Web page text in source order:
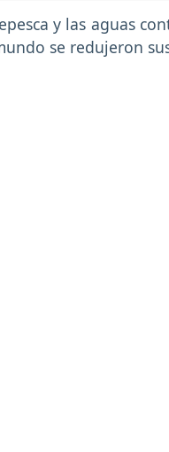
y las aguas
se redujeron